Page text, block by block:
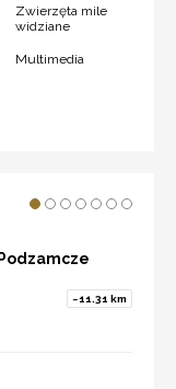
Zwierzęta mile
widziane
Multimedia
~11.31 km